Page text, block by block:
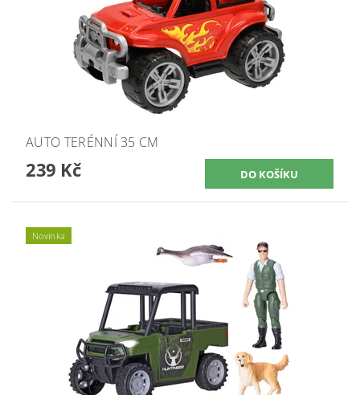
AUTO TERÉNNÍ 35 CM
239 Kč
Novinka